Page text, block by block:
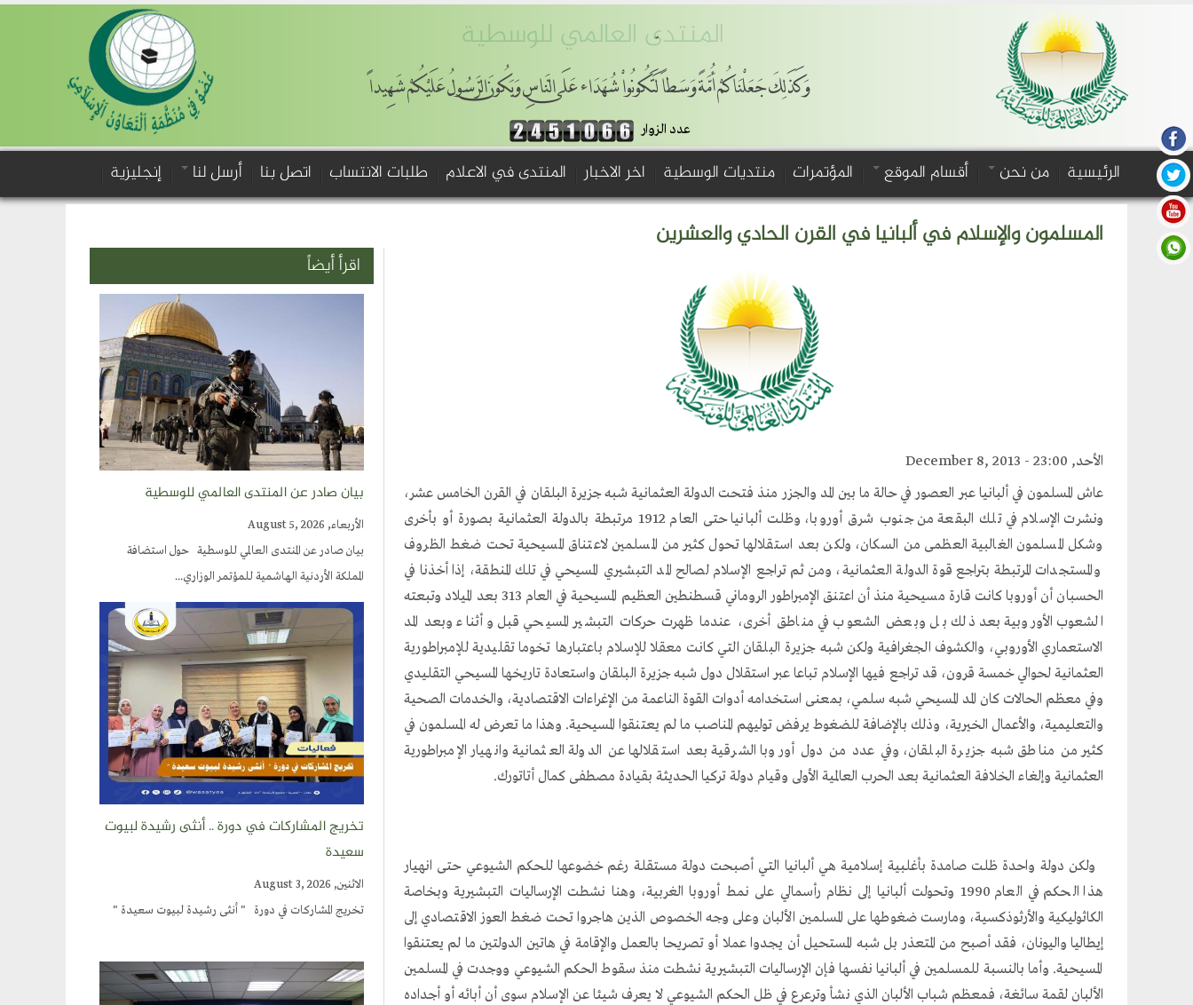
المنتدى العالمي للوسطية
وَكَذَلِكَ جَعَلْنَاكُمْ أُمَّةً وَسَطاً لِّتَكُونُواْ شُهَدَاء عَلَى النَّاسِ وَيَكُونَ الرَّسُولُ عَلَيْكُمْ شَهِيداً
عدد الزوار
الرئيسية من نحن أقسام الموقع المؤتمرات منتديات الوسطية اخر الاخبار المنتدى في الاعلام طلبات الانتساب اتصل بنا أرسل لنا إنجليزية
المسلمون والإسلام في ألبانيا في القرن الحادي والعشرين
الأحد, December 8, 2013 - 23:00
عاش المسلمون في ألبانيا عبر العصور في حالة ما بين المد والجزر منذ فتحت الدولة العثمانية شبه جزيرة البلقان في القرن الخامس عشر،
ونشرت الإسلام في تلك البقعة من جنوب شرق أوروبا، وظلت ألبانيا حتى العام 1912 مرتبطة بالدولة العثمانية بصورة أو بأخرى
وشكل المسلمون الغالبية العظمى من السكان، ولكن بعد استقلالها تحول كثير من المسلمين لاعتناق المسيحية تحت ضغط الظروف
والمستجدات المرتبطة بتراجع قوة الدولة العثمانية، ومن ثم تراجع الإسلام لصالح المد التبشيري المسيحي في تلك المنطقة، إذا أخذنا في
الحسبان أن أوروبا كانت قارة مسيحية منذ أن اعتنق الإمبراطور الروماني قسطنطين العظيم المسيحية في العام 313 بعد الميلاد وتبعته
الشعوب الأوروبية بعد ذلك بل وبعض الشعوب في مناطق أخرى، عندما ظهرت حركات التبشير المسيحي قبل وأثناء وبعد المد
الاستعماري الأوروبي، والكشوف الجغرافية ولكن شبه جزيرة البلقان التي كانت معقلا للإسلام باعتبارها تخوما تقليدية للإمبراطورية
العثمانية لحوالي خمسة قرون، قد تراجع فيها الإسلام تباعا عبر استقلال دول شبه جزيرة البلقان واستعادة تاريخها المسيحي التقليدي
وفي معظم الحالات كان المد المسيحي شبه سلمي، بمعنى استخدامه أدوات القوة الناعمة من الإغراءات الاقتصادية، والخدمات الصحية
والتعليمية، والأعمال الخيرية، وذلك بالإضافة للضغوط يرفض توليهم المناصب ما لم يعتنقوا المسيحية. وهذا ما تعرض له المسلمون في
كثير من مناطق شبه جزيرة البلقان، وفي عدد من دول أوروبا الشرقية بعد استقلالها عن الدولة العثمانية وانهيار الإمبراطورية
العثمانية وإلغاء الخلافة العثمانية بعد الحرب العالمية الأولى وقيام دولة تركيا الحديثة بقيادة مصطفى كمال أتاتورك.
ولكن دولة واحدة ظلت صامدة بأغلبية إسلامية هي ألبانيا التي أصبحت دولة مستقلة رغم خضوعها للحكم الشيوعي حتى انهيار
هذا الحكم في العام 1990 وتحولت ألبانيا إلى نظام رأسمالي على نمط أوروبا الغربية، وهنا نشطت الإرساليات التبشيرية وبخاصة
الكاثوليكية والأرثوذكسية، ومارست ضغوطها على المسلمين الألبان وعلى وجه الخصوص الذين هاجروا تحت ضغط العوز الاقتصادي إلى
إيطاليا واليونان، فقد أصبح من المتعذر بل شبه المستحيل أن يجدوا عملا أو تصريحا بالعمل والإقامة في هاتين الدولتين ما لم يعتنقوا
المسيحية. وأما بالنسبة للمسلمين في ألبانيا نفسها فإن الإرساليات التبشيرية نشطت منذ سقوط الحكم الشيوعي ووجدت في المسلمين
الألبان لقمة سائغة، فمعظم شباب الألبان الذي نشأ وترعرع في ظل الحكم الشيوعي لا يعرف شيئا عن الإسلام سوى أن أبائه أو أجداده
اقرأ أيضاً
بيان صادر عن المنتدى العالمي للوسطية
الأربعاء, August 5, 2026
بيان صادر عن المنتدى العالمي للوسطية حول استضافة
المملكة الأردنية الهاشمية للمؤتمر الوزاري...
تخريج المشاركات في دورة .. أنثى رشيدة لبيوت
سعيدة
الاثنين, August 3, 2026
تخريج المشاركات في دورة " أنثى رشيدة لبيوت سعيدة "